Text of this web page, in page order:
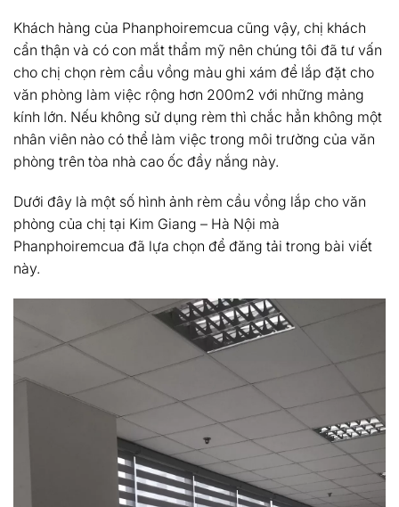
Khách hàng của Phanphoiremcua cũng vậy, chị khách
cẩn thận và có con mắt thẩm mỹ nên chúng tôi đã tư vấn
cho chị chọn rèm cầu vồng màu ghi xám để lắp đặt cho
văn phòng làm việc rộng hơn 200m2 với những mảng
kính lớn. Nếu không sử dụng rèm thì chắc hẳn không một
nhân viên nào có thể làm việc trong môi trường của văn
phòng trên tòa nhà cao ốc đầy nắng này.
Dưới đây là một số hình ảnh rèm cầu vồng lắp cho văn
phòng của chị tại Kim Giang – Hà Nội mà
Phanphoiremcua đã lựa chọn để đăng tải trong bài viết
này.